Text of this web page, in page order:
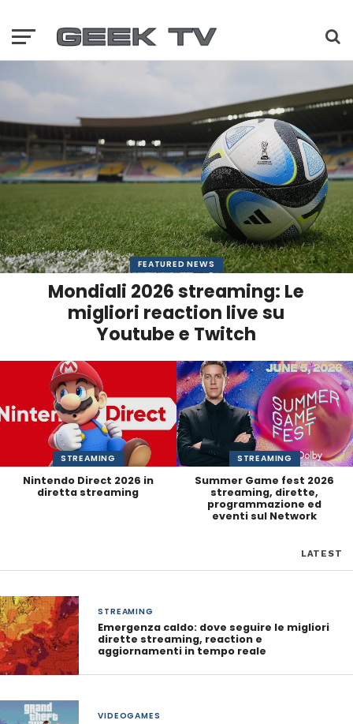
FEATURED NEWS
Mondiali 2026 streaming: Le
migliori reaction live su
Youtube e Twitch
STREAMING
Nintendo Direct 2026 in
diretta streaming
STREAMING
Summer Game fest 2026
streaming, dirette,
programmazione ed
eventi sul Network
LATEST
STREAMING
Emergenza caldo: dove seguire le migliori
dirette streaming, reaction e
aggiornamenti in tempo reale
VIDEOGAMES